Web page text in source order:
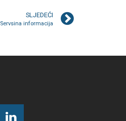
SLJEDEĆI
Servsina informacija